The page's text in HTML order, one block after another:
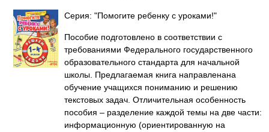
Серия: "Помогите ребенку с уроками!"
Пособие подготовлено в соответствии с
требованиями Федерального государственного
образовательного стандарта для начальной
школы. Предлагаемая книга направленана
обучение учащихся пониманию и решению
текстовых задач. Отличительная особенность
пособия – разделение каждой темы на две части:
информационную (ориентированную на